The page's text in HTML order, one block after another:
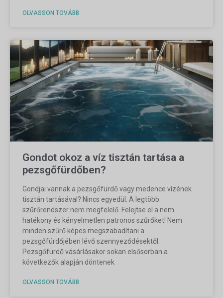
OLVASSON TOVÁBB
Gondot okoz a víz tisztán tartása a
pezsgőfürdőben?
Gondjai vannak a pezsgőfürdő vagy medence vízének
tisztán tartásával? Nincs egyedül. A legtöbb
szűrőrendszer nem megfelelő. Felejtse el a nem
hatékony és kényelmetlen patronos szűrőket! Nem
minden szűrő képes megszabadítani a
pezsgőfürdőjében lévő szennyeződésektől.
Pezsgőfürdő vásárlásakor sokan elsősorban a
következők alapján döntenek
OLVASSON TOVÁBB